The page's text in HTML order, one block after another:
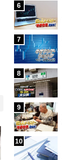
6
7
8
9
10